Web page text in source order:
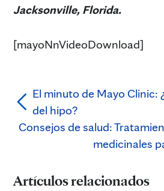
Jacksonville, Florida.
[mayoNnVideoDownload]
El minuto de Mayo Clinic:
del hipo?
Consejos de salud:
medicinales
Artículos relacionados